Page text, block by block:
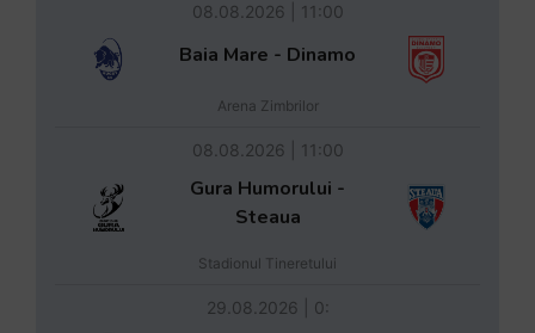
08.08.2026 | 11:00
Baia Mare - Dinamo
Arena Zimbrilor
08.08.2026 | 11:00
Gura Humorului -
Steaua
Stadionul Tineretului
29.08.2026 | 0: